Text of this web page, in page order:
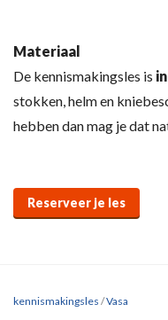
Materiaal
De kennismakingsles is
stokken, helm en
hebben dan mag je dat
Reserveer je les
kennismakingsles /Vasa